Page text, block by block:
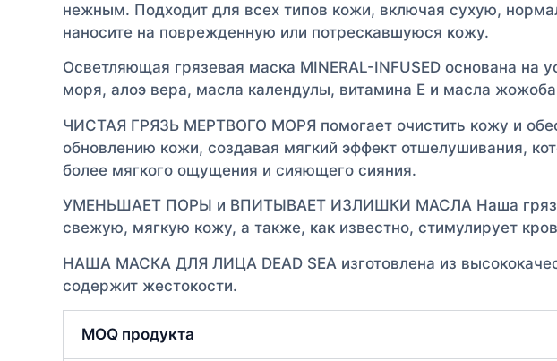
нежным. Подходит для всех типов кожи, включая сухую,
наносите на поврежденную или потрескавшуюся кожу.
Осветляющая грязевая маска MINERAL-INFUSED основана
моря, алоэ вера, масла календулы, витамина Е и масла
ЧИСТАЯ ГРЯЗЬ МЕРТВОГО МОРЯ помогает очистить кожу и
обновлению кожи, создавая мягкий эффект отшелушивания,
более мягкого ощущения и сияющего сияния.
УМЕНЬШАЕТ ПОРЫ и ВПИТЫВАЕТ ИЗЛИШКИ МАСЛА Наша грязь
свежую, мягкую кожу, а также, как известно, стимулирует
НАША МАСКА ДЛЯ ЛИЦА DEAD SEA изготовлена из
содержит жестокости.
MOQ продукта